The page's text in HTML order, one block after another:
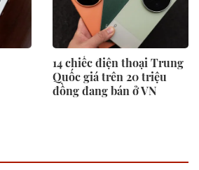
14 chiếc điện thoại Trung
Quốc giá trên 20 triệu
đồng đang bán ở VN